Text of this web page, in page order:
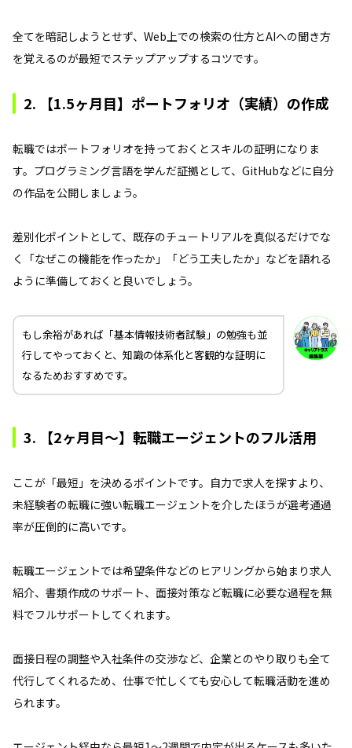
全てを暗記しようとせず、Web上での検索の仕方とAIへの聞き方
を覚えるのが最短でステップアップするコツです。
2. 【1.5ヶ月目】ポートフォリオ（実績）の作成
転職ではポートフォリオを持っておくとスキルの証明になりま
す。プログラミング言語を学んだ証拠として、GitHubなどに自分
の作品を公開しましょう。
差別化ポイントとして、既存のチュートリアルを真似るだけでな
く「なぜこの機能を作ったか」「どう工夫したか」などを語れる
ように準備しておくと良いでしょう。
もし余裕があれば「基本情報技術者試験」の勉強も並
行してやっておくと、知識の体系化と客観的な証明に
なるためおすすめです。
3. 【2ヶ月目〜】転職エージェントのフル活用
ここが「最短」を決めるポイントです。自力で求人を探すより、
未経験者の転職に強い転職エージェントを介したほうが選考通過
率が圧倒的に高いです。
転職エージェントでは希望条件などのヒアリングから始まり求人
紹介、書類作成のサポート、面接対策など転職に必要な過程を無
料でフルサポートしてくれます。
面接日程の調整や入社条件の交渉など、企業とのやり取りも全て
代行してくれるため、仕事で忙しくても安心して転職活動を進め
られます。